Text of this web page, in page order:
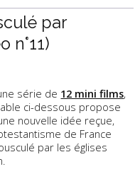
par
n°11)
série de 12 mini films,
ci-dessous propose
nouvelle idée reçue,
de France
par les églises